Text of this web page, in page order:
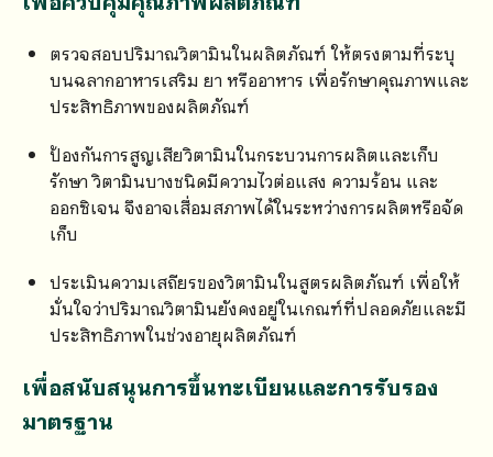
ตรวจสอบปริมาณวิตามินในผลิตภัณฑ์ ให้ตรงตามที่ระบุ
บนฉลากอาหารเสริม ยา หรืออาหาร เพื่อรักษาคุณภาพและ
ประสิทธิภาพของผลิตภัณฑ์
ป้องกันการสูญเสียวิตามินในกระบวนการผลิตและเก็บ
รักษา วิตามินบางชนิดมีความไวต่อแสง ความร้อน และ
ออกซิเจน จึงอาจเสื่อมสภาพได้ในระหว่างการผลิตหรือจัด
เก็บ
ประเมินความเสถียรของวิตามินในสูตรผลิตภัณฑ์ เพื่อให้
มั่นใจว่าปริมาณวิตามินยังคงอยู่ในเกณฑ์ที่ปลอดภัยและมี
ประสิทธิภาพในช่วงอายุผลิตภัณฑ์
เพื่อสนับสนุนการขึ้นทะเบียนและการรับรอง
มาตรฐาน